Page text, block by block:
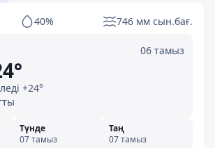
40% 746 мм сын.бағ.
06 тамыз
+24°
Түнде
07 тамыз
Таң
07 тамыз